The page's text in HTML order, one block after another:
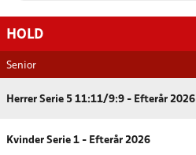
HOLD
Senior
Herrer Serie 5 11:11/9:9 - Efterår 2026
Kvinder Serie 1 - Efterår 2026